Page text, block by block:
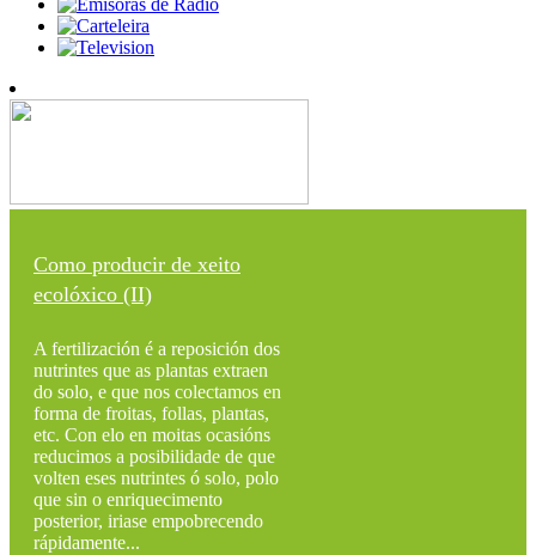
Como producir de xeito
ecolóxico (II)
A fertilización é a reposición dos
nutrintes que as plantas extraen
do solo, e que nos colectamos en
forma de froitas, follas, plantas,
etc. Con elo en moitas ocasións
reducimos a posibilidade de que
volten eses nutrintes ó solo, polo
que sin o enriquecimento
posterior, iriase empobrecendo
rápidamente...